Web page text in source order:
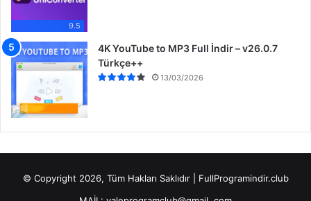
9.5
4K YouTube to MP3 Full İndir – v26.0.7
Türkçe++
13/03/2026
© Copyright 2026, Tüm Hakları Saklıdır | FullProgramindir.club